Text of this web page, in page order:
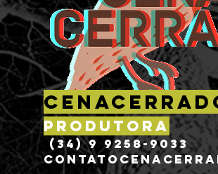
Produtora
(34) 9 9258-9033